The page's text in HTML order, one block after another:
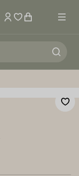
Mon compte